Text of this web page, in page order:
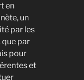
en
un
par les
que par
pour
et